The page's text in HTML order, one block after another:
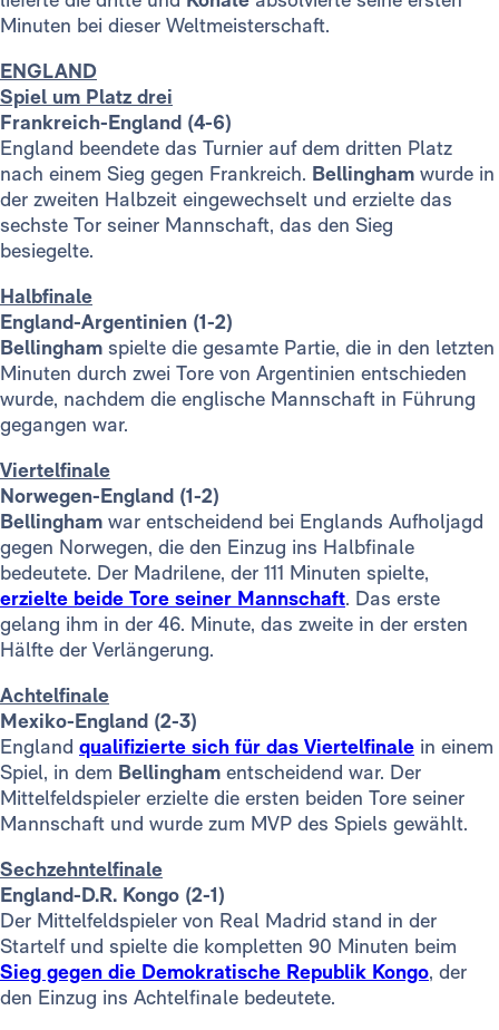
Minuten bei dieser Weltmeisterschaft.
ENGLAND
Spiel um Platz drei
Frankreich-England (4-6)
England beendete das Turnier auf dem dritten Platz
nach einem Sieg gegen Frankreich. Bellingham wurde in
der zweiten Halbzeit eingewechselt und erzielte das
sechste Tor seiner Mannschaft, das den Sieg
besiegelte.
Halbfinale
England-Argentinien (1-2)
Bellingham spielte die gesamte Partie, die in den letzten
Minuten durch zwei Tore von Argentinien entschieden
wurde, nachdem die englische Mannschaft in Führung
gegangen war.
Viertelfinale
Norwegen-England (1-2)
Bellingham war entscheidend bei Englands Aufholjagd
gegen Norwegen, die den Einzug ins Halbfinale
bedeutete. Der Madrilene, der 111 Minuten spielte,
erzielte beide Tore seiner Mannschaft. Das erste
gelang ihm in der 46. Minute, das zweite in der ersten
Hälfte der Verlängerung.
Achtelfinale
Mexiko-England (2-3)
England qualifizierte sich für das Viertelfinale in einem
Spiel, in dem Bellingham entscheidend war. Der
Mittelfeldspieler erzielte die ersten beiden Tore seiner
Mannschaft und wurde zum MVP des Spiels gewählt.
Sechzehntelfinale
England-D.R. Kongo (2-1)
Der Mittelfeldspieler von Real Madrid stand in der
Startelf und spielte die kompletten 90 Minuten beim
Sieg gegen die Demokratische Republik Kongo, der
den Einzug ins Achtelfinale bedeutete.